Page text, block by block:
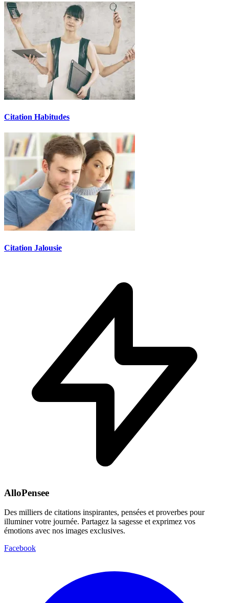
Citation Habitudes
Citation Jalousie
AlloPensee
Des milliers de citations inspirantes, pensées et proverbes pour
illuminer votre journée. Partagez la sagesse et exprimez vos
émotions avec nos images exclusives.
Facebook